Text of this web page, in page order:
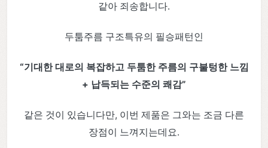
같아 죄송합니다.
두툼주름 구조특유의 필승패턴인
“기대한 대로의 복잡하고 두툼한 주름의 구불텅한 느낌
+ 납득되는 수준의 쾌감”
같은 것이 있습니다만, 이번 제품은 그와는 조금 다른
장점이 느껴지는데요.